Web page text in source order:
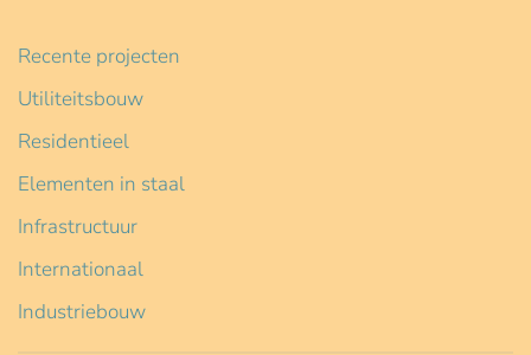
Recente projecten
Utiliteitsbouw
Residentieel
Elementen in staal
Infrastructuur
Internationaal
Industriebouw